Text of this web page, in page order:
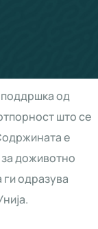
поддршка од
што се
е
доживотно
одразува